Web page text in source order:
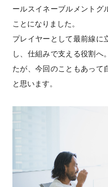
ールスイネーブルメントグ
ことになりました。
プレイヤーとして最前線に
し、仕組みで支える役割へ
たが、今回のこともあって
と思います。